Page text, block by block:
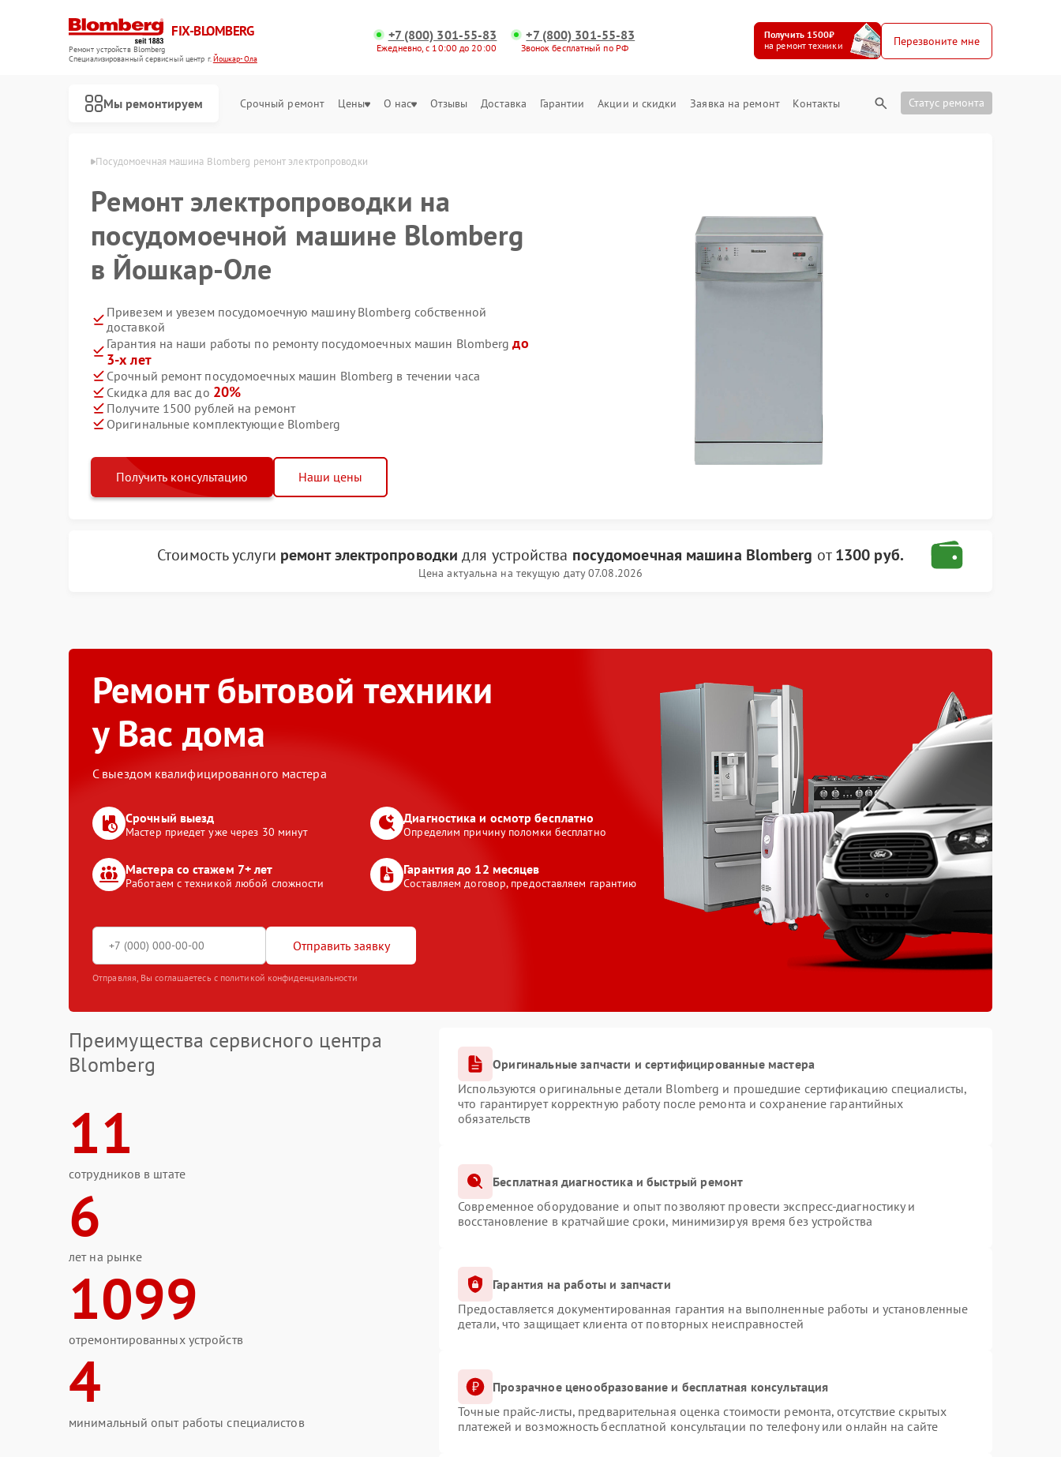
FIX-BLOMBERG
Ремонт устройств Blomberg
Специализированный cервисный центр г.Йошкар-Ола
+7 (800) 301-55-83
Ежедневно, с 10:00 до 20:00
+7 (800) 301-55-83
Звонок бесплатный по РФ
Получить 1500₽
на ремонт техники
Перезвоните мне
Мы ремонтируем Срочный ремонт Цены О нас Отзывы Доставка Гарантии Акции и скидки Заявка на ремонт Контакты Статус ремонта
Посудомоечная машина Blomberg ремонт электропроводки
Ремонт электропроводки на
посудомоечной машине Blomberg
в Йошкар-Оле
Привезем и увезем посудомоечную машину Blomberg собственной
доставкой
Гарантия на наши работы по ремонту посудомоечных машин Blombergдо
3-х лет
Срочный ремонт посудомоечных машин Blomberg в течении часа
Скидка для вас до 20%
Получите 1500 рублей на ремонт
Оригинальные комплектующие Blomberg
Получить консультацию Наши цены
Стоимость услуги ремонт электропроводки для устройства посудомоечная машина Blomberg от1300 руб.
Цена актуальна на текущую дату 07.08.2026
Ремонт бытовой техники
у Вас дома
С выездом квалифицированного мастера
Срочный выезд
Мастер приедет уже через 30 минут
Диагностика и осмотр бесплатно
Определим причину поломки бесплатно
Мастера со стажем 7+ лет
Работаем с техникой любой сложности
Гарантия до 12 месяцев
Составляем договор, предоставляем гарантию
Отправить заявку
Отправляя, Вы соглашаетесь с политикой конфиденциальности
Преимущества сервисного центра
Blomberg
11
сотрудников в штате
6
лет на рынке
1099
отремонтированных устройств
4
минимальный опыт работы специалистов
Оригинальные запчасти и сертифицированные мастера
Используются оригинальные детали Blomberg и прошедшие сертификацию специалисты,
что гарантирует корректную работу после ремонта и сохранение гарантийных
обязательств
Бесплатная диагностика и быстрый ремонт
Современное оборудование и опыт позволяют провести экспресс-диагностику и
восстановление в кратчайшие сроки, минимизируя время без устройства
Гарантия на работы и запчасти
Предоставляется документированная гарантия на выполненные работы и установленные
детали, что защищает клиента от повторных неисправностей
Прозрачное ценообразование и бесплатная консультация
Точные прайс-листы, предварительная оценка стоимости ремонта, отсутствие скрытых
платежей и возможность бесплатной консультации по телефону или онлайн на сайте